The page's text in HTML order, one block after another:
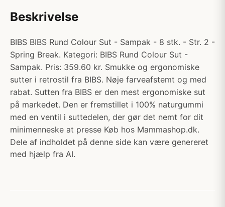
Beskrivelse
BIBS BIBS Rund Colour Sut - Sampak - 8 stk. - Str. 2 -
Spring Break. Kategori: BIBS Rund Colour Sut -
Sampak. Pris: 359.60 kr. Smukke og ergonomiske
sutter i retrostil fra BIBS. Nøje farveafstemt og med
rabat. Sutten fra BIBS er den mest ergonomiske sut
på markedet. Den er fremstillet i 100% naturgummi
med en ventil i suttedelen, der gør det nemt for dit
minimenneske at presse Køb hos Mammashop.dk.
Dele af indholdet på denne side kan være genereret
med hjælp fra AI.